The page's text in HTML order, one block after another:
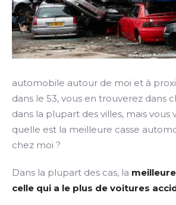
automobile autour de moi et à
dans le 53, vous en trouverez dans
dans la plupart des villes, mais vous
quelle est la meilleure casse
chez moi ?
Dans la plupart des cas, la
celle qui a le plus de voitures